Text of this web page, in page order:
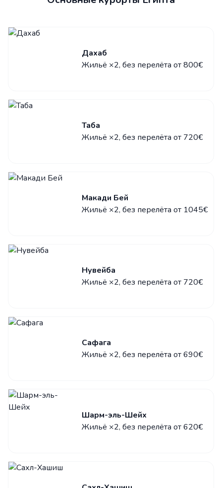
Дахаб
Жильё ×2, без перелёта от 800€
Таба
Жильё ×2, без перелёта от 720€
Макади Бей
Жильё ×2, без перелёта от 1045€
Нувейба
Жильё ×2, без перелёта от 720€
Сафага
Жильё ×2, без перелёта от 690€
Шарм-эль-Шейх
Жильё ×2, без перелёта от 620€